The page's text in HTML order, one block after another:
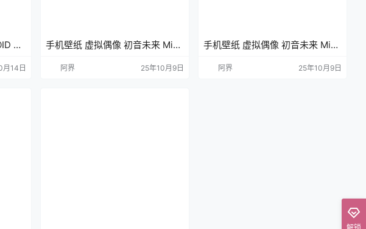
动
月14日
手机壁纸 虚拟偶像 初音未来 Miku
阿界 25年10月9日
手机壁纸 虚拟偶像 初音未来 Miku
阿界 25年10月9日